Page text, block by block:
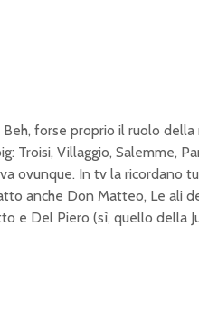
Beh, forse proprio il ruolo
Troisi, Villaggio, Salemme,
ovunque. In tv la ricordano
anche Don Matteo, Le ali
e Del Piero (sì, quello della